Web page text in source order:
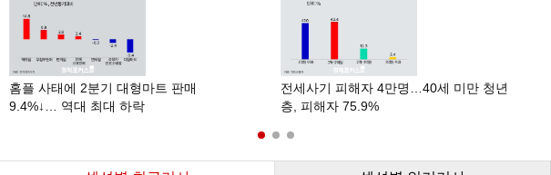
홈플 사태에 2분기 대형마트 판매
9.4%↓… 역대 최대 하락
전세사기 피해자 4만명…40세 미만 청년
층, 피해자 75.9%